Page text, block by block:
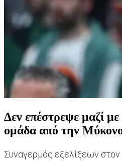
Δεν επέστρεψε μαζί
ομάδα από την
Συναγερμός εξελίξεων